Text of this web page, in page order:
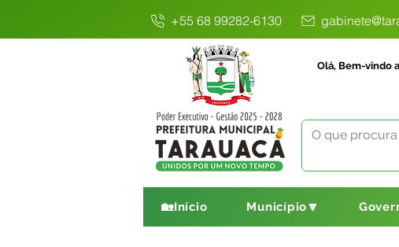
+55 68 99282-6130
Olá, Bem-vindo
🏡Início Município🔽